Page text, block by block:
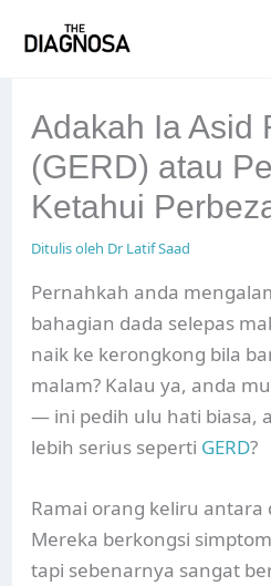
Adakah Ia Asid
(GERD) atau
Ketahui
Ditulis oleh Dr Latif Saad
Pernahkah anda
bahagian dada selepas
naik ke kerongkong bila
malam? Kalau ya, anda
— ini pedih ulu hati biasa,
lebih serius seperti GERD?
Ramai orang keliru antara
Mereka berkongsi
tapi sebenarnya sangat